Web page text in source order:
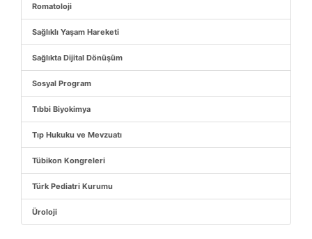
Romatoloji
Sağlıklı Yaşam Hareketi
Sağlıkta Dijital Dönüşüm
Sosyal Program
Tıbbi Biyokimya
Tıp Hukuku ve Mevzuatı
Tübikon Kongreleri
Türk Pediatri Kurumu
Üroloji